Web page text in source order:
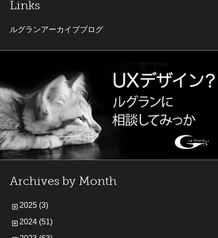
Links
ルグランアーカイブブログ
Archives by Month
2025 (3)
2024 (51)